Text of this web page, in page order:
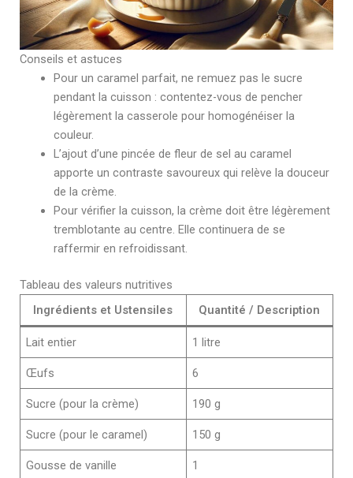
Conseils et astuces
Pour un caramel parfait, ne remuez pas le sucre
pendant la cuisson : contentez-vous de pencher
légèrement la casserole pour homogénéiser la
couleur.
L’ajout d’une pincée de fleur de sel au caramel
apporte un contraste savoureux qui relève la douceur
de la crème.
Pour vérifier la cuisson, la crème doit être légèrement
tremblotante au centre. Elle continuera de se
raffermir en refroidissant.
Tableau des valeurs nutritives
Ingrédients et Ustensiles
Quantité / Description
Lait entier 1 litre
Œufs 6
Sucre (pour la crème) 190 g
Sucre (pour le caramel) 150 g
Gousse de vanille 1